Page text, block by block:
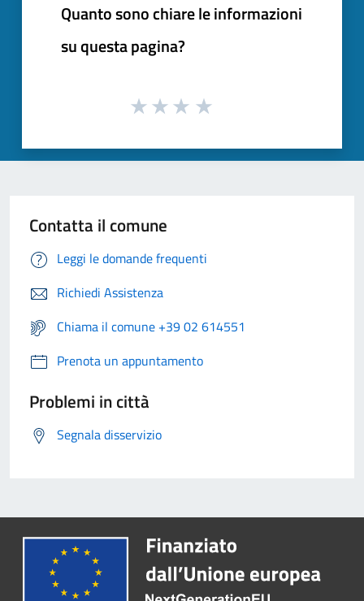
Quanto sono chiare le informazioni
su questa pagina?
Contatta il comune
Leggi le domande frequenti
Richiedi Assistenza
Chiama il comune +39 02 614551
Prenota un appuntamento
Problemi in città
Segnala disservizio